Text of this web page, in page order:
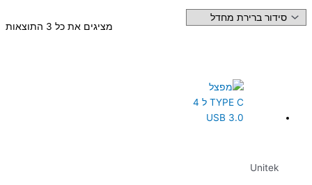
מציגים את כל ⁦3⁩ התוצאות
Unitek